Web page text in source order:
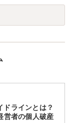
ドラインとは？
営者の個人破産